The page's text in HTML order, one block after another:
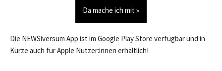
Da mache ich mit »
Die NEWSiversum App ist im Google Play Store verfügbar und in
Kürze auch für Apple Nutzer:innen erhältlich!